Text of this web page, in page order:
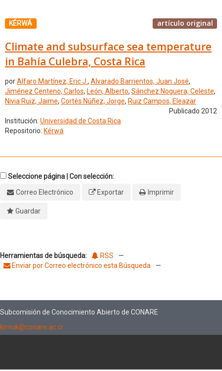
KÉRWÁ artículo original
Climate and subsurface sea temperature
in Bahía Culebra, Costa Rica
porAlfaro Martínez, Eric J., Alvarado Barrientos, Juan José,
Jiménez Centeno, Carlos, León, Alberto, Sánchez Noguera, Celeste,
Nivia Ruiz, Jaime, Cortés Núñez, Jorge, Ruiz Campos, Eleazar
Publicado 2012
Institución: Universidad de Costa Rica
Repositorio: Kérwá
Seleccione página | Con selección:
Correo Electrónico
Exportar Imprimir
Guardar
Herramientas de búsqueda: RSS
—
Enviar por Correo electrónico esta Búsqueda
—
Subcomisión de Conocimiento Abierto de CONARE
kimuk@conare.ac.cr